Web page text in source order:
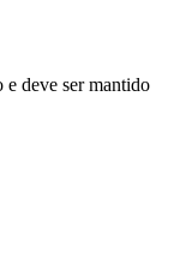
e deve ser mantido